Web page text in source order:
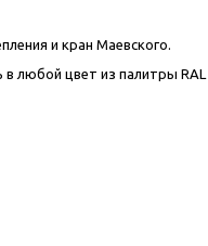
и кран Маевского.
в любой цвет из палитры RAL